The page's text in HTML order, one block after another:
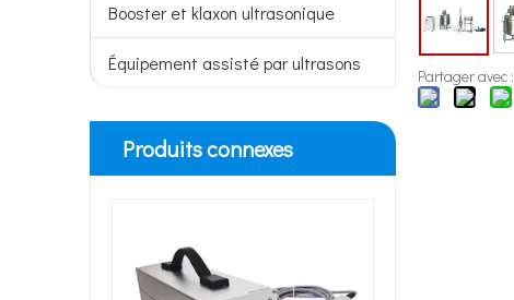
Booster et klaxon ultrasonique
Équipement assisté par ultrasons
Produits connexes
Partager avec :